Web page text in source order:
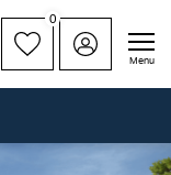
0
Menu